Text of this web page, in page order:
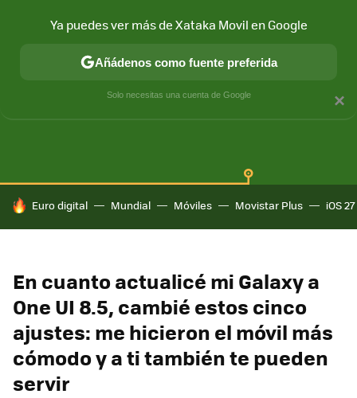
HOY SE HABLA DE
Euro digital Mundial Móviles Movistar Plus iOS 27
En cuanto actualicé mi Galaxy a
One UI 8.5, cambié estos cinco
ajustes: me hicieron el móvil más
cómodo y a ti también te pueden
servir
×
Ya puedes ver más de Xataka Movil en Google
Añádenos como fuente preferida
Solo necesitas una cuenta de Google